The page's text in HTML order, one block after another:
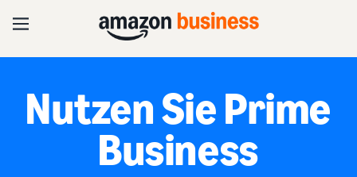
Nutzen Sie Prime
Business